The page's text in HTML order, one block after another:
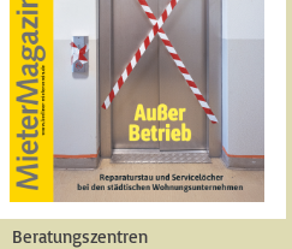
Beratungszentren